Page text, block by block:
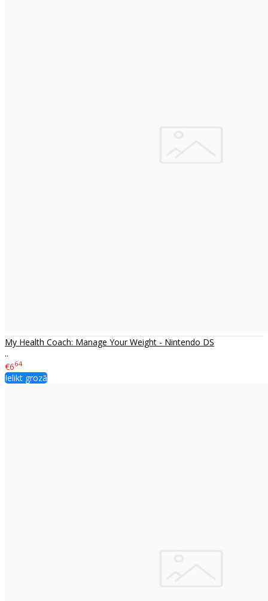
My Health Coach: Manage Your Weight - Nintendo DS
..
€664
Ielikt grozā